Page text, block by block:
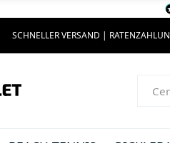
SCHNELLER VERSAND |